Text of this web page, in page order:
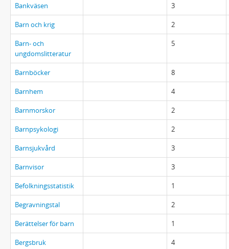
Bankväsen 3
Barn och krig 2
Barn- och
ungdomslitteratur
5
Barnböcker 8
Barnhem 4
Barnmorskor 2
Barnpsykologi 2
Barnsjukvård 3
Barnvisor 3
Befolkningsstatistik 1
Begravningstal 2
Berättelser för barn 1
Bergsbruk 4